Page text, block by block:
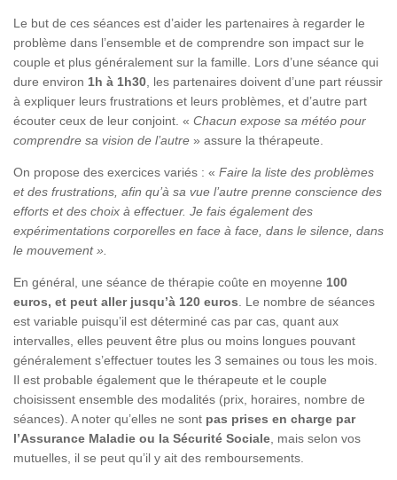
Le but de ces séances est d’aider les partenaires à regarder le
problème dans l’ensemble et de comprendre son impact sur le
couple et plus généralement sur la famille. Lors d’une séance qui
dure environ 1h à 1h30 , les partenaires doivent d’une part réussir
à expliquer leurs frustrations et leurs problèmes, et d’autre part
écouter ceux de leur conjoint. « Chacun expose sa météo pour
comprendre sa vision de l’autre » assure la thérapeute.
On propose des exercices variés : « Faire la liste des problèmes
et des frustrations, afin qu’à sa vue l’autre prenne conscience des
efforts et des choix à effectuer. Je fais également des
expérimentations corporelles en face à face, dans le silence, dans
le mouvement ».
En général, une séance de thérapie coûte en moyenne 100
euros, et peut aller jusqu’à 120 euros . Le nombre de séances
est variable puisqu’il est déterminé cas par cas, quant aux
intervalles, elles peuvent être plus ou moins longues pouvant
généralement s’effectuer toutes les 3 semaines ou tous les mois.
Il est probable également que le thérapeute et le couple
choisissent ensemble des modalités (prix, horaires, nombre de
séances). A noter qu’elles ne sont pas prises en charge par
l’Assurance Maladie ou la Sécurité Sociale , mais selon vos
mutuelles, il se peut qu’il y ait des remboursements.